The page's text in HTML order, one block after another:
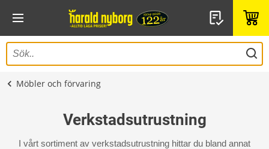
Möbler och förvaring
Verkstadsutrustning
I vårt sortiment av verkstadsutrustning hittar du bland annat